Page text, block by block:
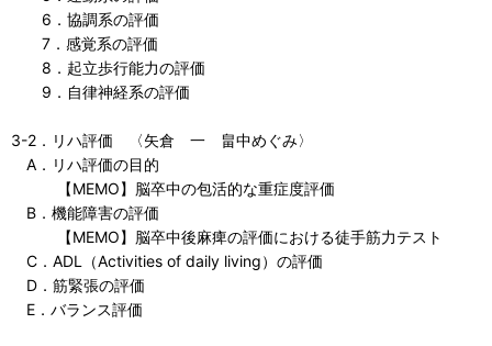
6．協調系の評価
7．感覚系の評価
8．起立歩行能力の評価
9．自律神経系の評価
3-2．リハ評価 〈矢倉 一 畠中めぐみ〉
A．リハ評価の目的
【MEMO】脳卒中の包活的な重症度評価
B．機能障害の評価
【MEMO】脳卒中後麻痺の評価における徒手筋力テスト
C．ADL（Activities of daily living）の評価
D．筋緊張の評価
E．バランス評価